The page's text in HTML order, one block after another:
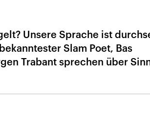
Unsere Sprache ist
Slam Poet, Bas
Trabant sprechen über